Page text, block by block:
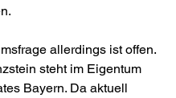
allerdings ist offen.
steht im Eigentum
Bayern. Da aktuell